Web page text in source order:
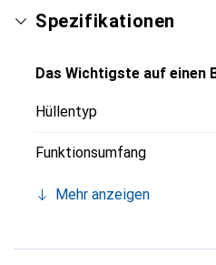
Spezifikationen
Das Wichtigste auf einen
Hüllentyp
Funktionsumfang
Mehr anzeigen